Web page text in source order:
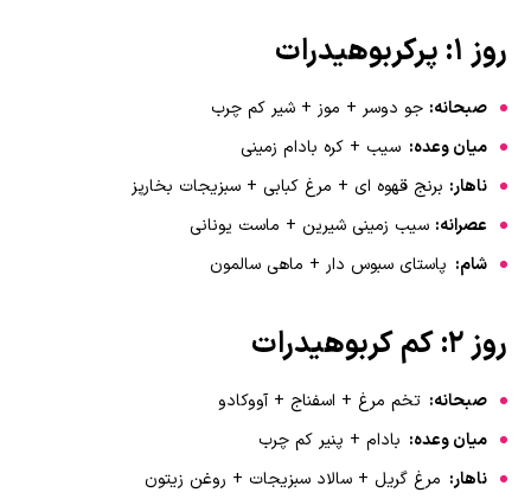
روز ۱: پرکربوهیدرات
صبحانه: جو دوسر + موز + شیر کم چرب
میان وعده: سیب + کره بادام زمینی
ناهار: برنج قهوه ای + مرغ کبابی + سبزیجات بخارپز
عصرانه: سیب زمینی شیرین + ماست یونانی
شام: پاستای سبوس دار + ماهی سالمون
روز ۲: کم کربوهیدرات
صبحانه: تخم مرغ + اسفناج + آووکادو
میان وعده: بادام + پنیر کم چرب
ناهار: مرغ گریل + سالاد سبزیجات + روغن زیتون